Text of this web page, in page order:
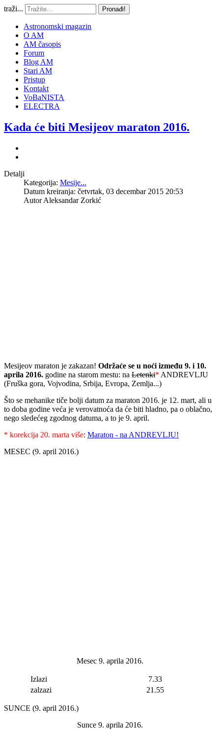
traži... Pronađi!
Astronomski magazin
O AM
AM časopis
Forum
Blog AM
Stari AM
Pristup
Kontakt
VoBaNISTA
ELECTRA
Kada će biti Mesijeov maraton 2016.
Detalji
Kategorija: Mesije...
Datum kreiranja: četvrtak, 03 decembar 2015 20:53
AutorAleksandar Zorkić
Mesijeov maraton je zakazan! Održaće se u noći između 9. i 10.
aprila 2016. godine na starom mestu: na Letenki* ANDREVLJU
(Fruška gora, Vojvodina, Srbija, Evropa, Zemlja...)
Što se mehanike tiče bolji datum za maraton 2016. je 12. mart, ali u
to doba godine veća je verovatnoća da će biti hladno, pa o oblačno,
nego sledećeg zgodnog datuma, a to je 9. april.
* korekcija 20. marta više: Maraton - na ANDREVLJU!
MESEC (9. april 2016.)
Mesec 9. aprila 2016.
Izlazi
7.33
zalzazi
21.55
SUNCE (9. april 2016.)
Sunce 9. aprila 2016.